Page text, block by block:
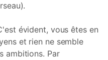
évident, vous êtes en
et rien ne semble
ambitions. Par